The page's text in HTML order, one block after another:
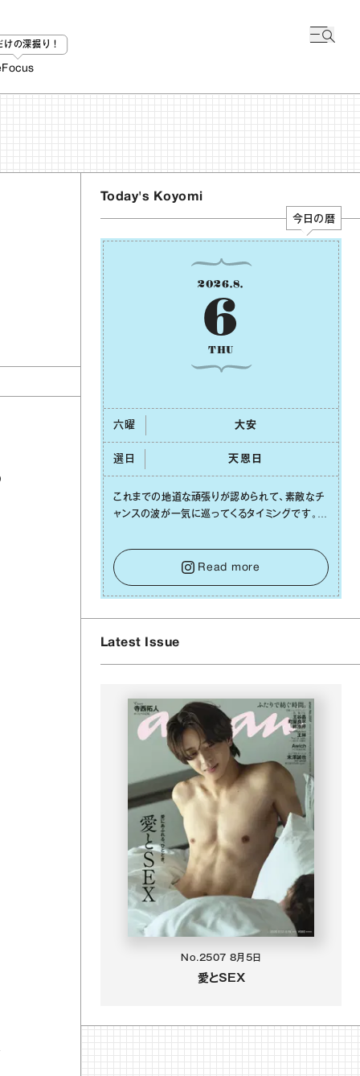
けの深掘り！
Focus
Today's Koyomi
今日の暦
2026.8.
6
THU
六曜 ⼤安
選日 天恩⽇
これまでの地道な頑張りが認められて、素敵なチ
ャンスの波が⼀気に巡ってくるタイミングです。周
せずに笑顔で受け取りましょう。みんなと⼀緒に
幸せになっていくイメージを持って⼀歩を踏み出
して。⼀⼈⼀⼈の良いところが混ざり合い、ハッピ
ーな未来が形作られていきます。
Read more
Latest Issue
No.2507 8月5日
愛とSEX